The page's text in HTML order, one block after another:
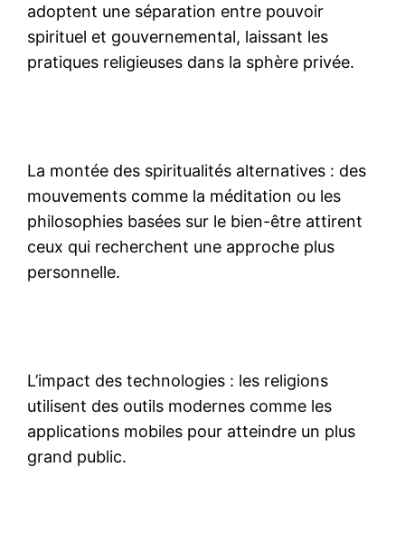
adoptent une séparation entre pouvoir
spirituel et gouvernemental, laissant les
pratiques religieuses dans la sphère privée.
La montée des spiritualités alternatives : des
mouvements comme la méditation ou les
philosophies basées sur le bien-être attirent
ceux qui recherchent une approche plus
personnelle.
L’impact des technologies : les religions
utilisent des outils modernes comme les
applications mobiles pour atteindre un plus
grand public.